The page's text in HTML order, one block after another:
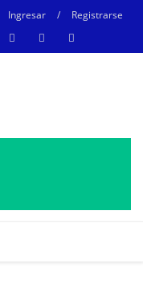
Ingresar / Registrarse